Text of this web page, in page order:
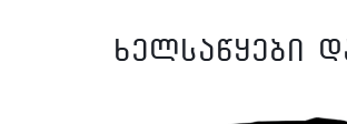
ხელსაწყები